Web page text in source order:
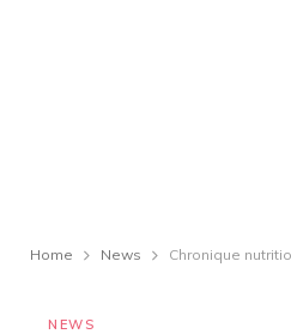
Home News
NEWS